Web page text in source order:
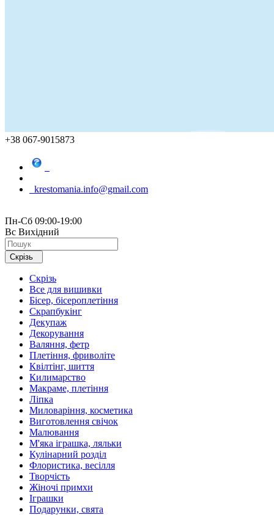
+38 067-9015873
krestomania.info@gmail.com
Пн-Сб 09:00-19:00
Вс Вихідний
Скрізь
Скрізь
Все для вишивки
Бісер, бісероплетіння
Скрапбукінг
Декупаж
Декорування
Валяння, фетр
Плетіння, фриволіте
Квілтінг, шиття
Килимарство
Макраме, плетіння
Ліпка
Миловаріння, косметика
Виготовлення свічок
Малювання
М'яка іграшка, ляльки
Кулінарний розділ
Флористика, весілля
Творчість
Жіночі примхи
Іграшки
Подарунки, свята